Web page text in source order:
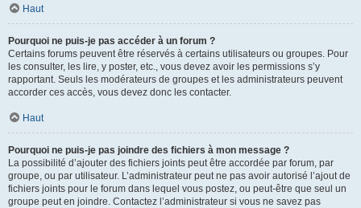
Haut
Pourquoi ne puis-je pas accéder à un forum ?
Certains forums peuvent être réservés à certains utilisateurs ou groupes. Pour
les consulter, les lire, y poster, etc., vous devez avoir les permissions s’y
rapportant. Seuls les modérateurs de groupes et les administrateurs peuvent
accorder ces accès, vous devez donc les contacter.
Haut
Pourquoi ne puis-je pas joindre des fichiers à mon message ?
La possibilité d’ajouter des fichiers joints peut être accordée par forum, par
groupe, ou par utilisateur. L’administrateur peut ne pas avoir autorisé l’ajout de
fichiers joints pour le forum dans lequel vous postez, ou peut-être que seul un
groupe peut en joindre. Contactez l’administrateur si vous ne savez pas